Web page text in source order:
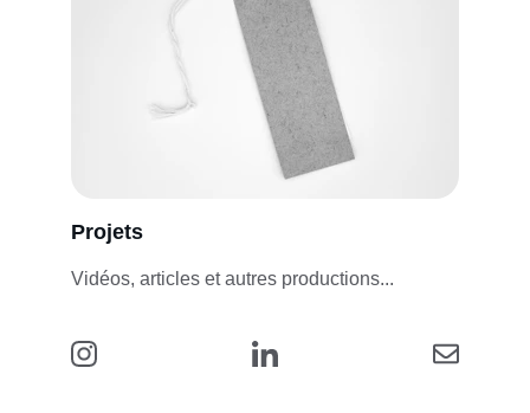
Projets
Vidéos, articles et autres productions...